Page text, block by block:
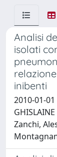
Analisi
isolati
inibenti
2010-01-01
Zanchi,